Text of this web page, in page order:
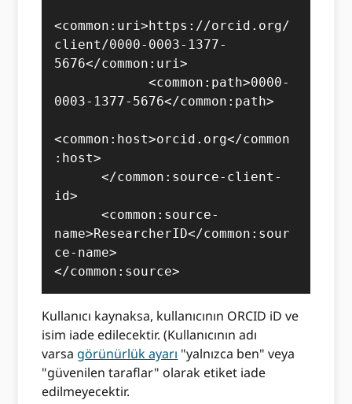
<common:uri>https://orcid.org/
client/0000-0003-1377-
5676</common:uri>
            <common:path>0000-
0003-1377-5676</common:path>
<common:host>orcid.org</common
:host>
      </common:source-client-
id>
      <common:source-
name>ResearcherID</common:sour
ce-name>
</common:source>
Kullanıcı kaynaksa, kullanıcının ORCID iD ve
isim iade edilecektir. (Kullanıcının adı
varsa görünürlük ayarı "yalnızca ben" veya
"güvenilen taraflar" olarak etiket iade
edilmeyecektir.